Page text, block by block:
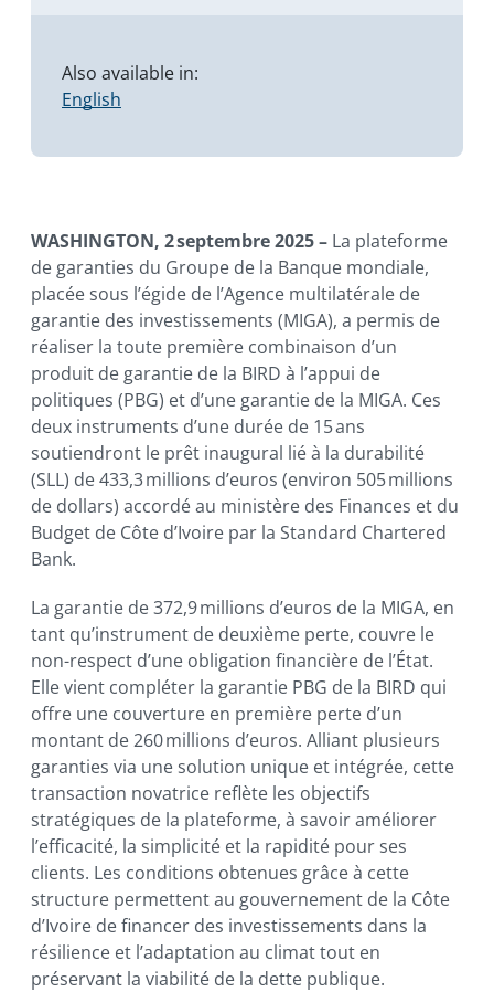
garantie de la BIRD à l’appui de
politiques (PBG) et d’une garantie de
Also available in:
English
WASHINGTON, 2 septembre 2025 – La plateforme
de garanties du Groupe de la Banque mondiale,
placée sous l’égide de l’Agence multilatérale de
garantie des investissements (MIGA), a permis de
réaliser la toute première combinaison d’un
produit de garantie de la BIRD à l’appui de
politiques (PBG) et d’une garantie de la MIGA. Ces
deux instruments d’une durée de 15 ans
soutiendront le prêt inaugural lié à la durabilité
(SLL) de 433,3 millions d’euros (environ 505 millions
de dollars) accordé au ministère des Finances et du
Budget de Côte d’Ivoire par la Standard Chartered
Bank.
La garantie de 372,9 millions d’euros de la MIGA, en
tant qu’instrument de deuxième perte, couvre le
non-respect d’une obligation financière de l’État.
Elle vient compléter la garantie PBG de la BIRD qui
offre une couverture en première perte d’un
montant de 260 millions d’euros. Alliant plusieurs
garanties via une solution unique et intégrée, cette
transaction novatrice reflète les objectifs
stratégiques de la plateforme, à savoir améliorer
l’efficacité, la simplicité et la rapidité pour ses
clients. Les conditions obtenues grâce à cette
structure permettent au gouvernement de la Côte
d’Ivoire de financer des investissements dans la
résilience et l’adaptation au climat tout en
préservant la viabilité de la dette publique.